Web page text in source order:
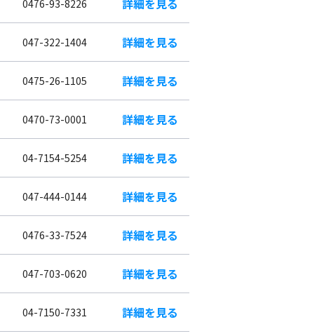
0476-93-8226 詳細を見る
047-322-1404 詳細を見る
0475-26-1105 詳細を見る
0470-73-0001 詳細を見る
04-7154-5254 詳細を見る
047-444-0144 詳細を見る
0476-33-7524 詳細を見る
047-703-0620 詳細を見る
04-7150-7331 詳細を見る